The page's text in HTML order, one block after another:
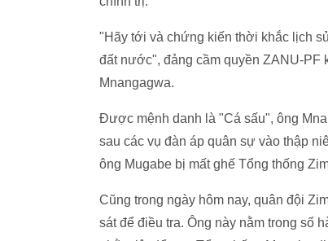
"Hãy tới và chứng kiến thời khắc lịch
đất nước", đảng cầm quyền ZANU-
Mnangagwa.
Được mệnh danh là "Cá sấu", ông
sau các vụ đàn áp quân sự vào thập
ông Mugabe bị mất ghế Tổng thống
Cũng trong ngày hôm nay, quân đội
sát để điều tra. Ông này nằm trong số